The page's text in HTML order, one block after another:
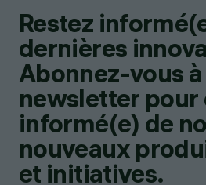
Restez
dernières
Abonnez-vous
newsletter pour
informé(e) de
nouveaux
et initiatives.